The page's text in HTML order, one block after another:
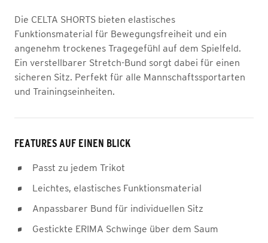
Die CELTA SHORTS bieten elastisches
Funktionsmaterial für Bewegungsfreiheit und ein
angenehm trockenes Tragegefühl auf dem Spielfeld.
Ein verstellbarer Stretch-Bund sorgt dabei für einen
sicheren Sitz. Perfekt für alle Mannschaftssportarten
und Trainingseinheiten.
FEATURES AUF EINEN BLICK
Passt zu jedem Trikot
Leichtes, elastisches Funktionsmaterial
Anpassbarer Bund für individuellen Sitz
Gestickte ERIMA Schwinge über dem Saum